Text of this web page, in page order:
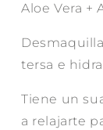
Aloe Vera +
tersa e
Tiene un
a relajarte